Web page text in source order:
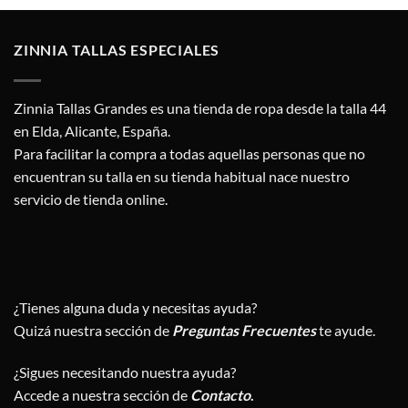
1,75 €.1,20 €.
ZINNIA TALLAS ESPECIALES
Zinnia Tallas Grandes es una tienda de ropa desde la talla 44
en Elda, Alicante, España.
Para facilitar la compra a todas aquellas personas que no
encuentran su talla en su tienda habitual nace nuestro
servicio de tienda online.
¿Tienes alguna duda y necesitas ayuda?
Quizá nuestra sección de Preguntas Frecuenteste ayude.
¿Sigues necesitando nuestra ayuda?
Accede a nuestra sección de Contacto.